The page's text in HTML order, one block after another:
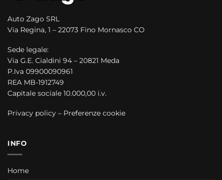
Auto Zago SRL
Via Regina, 1 – 22073 Fino Mornasco CO
Sede legale:
Via G.E. Cialdini 94 – 20821 Meda
P.Iva 09900090961
REA MB-1912749
Capitale sociale 10.000,00 i.v.
Privacy policy – Preferenze cookie
INFO
Home